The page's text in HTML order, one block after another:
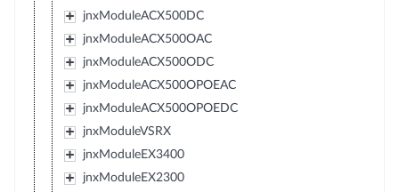
jnxModuleACX500DC
jnxModuleACX500OAC
jnxModuleACX500ODC
jnxModuleACX500OPOEAC
jnxModuleACX500OPOEDC
jnxModuleVSRX
jnxModuleEX3400
jnxModuleEX2300